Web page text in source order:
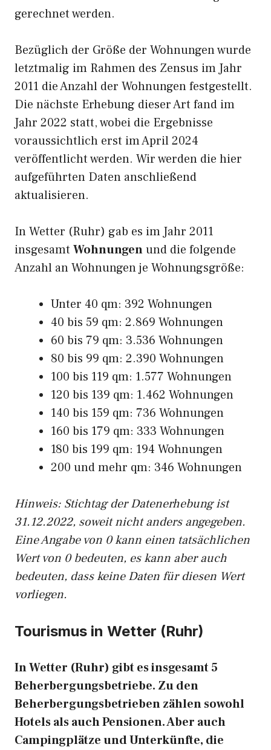
gerechnet werden.
Bezüglich der Größe der Wohnungen wurde
letztmalig im Rahmen des Zensus im Jahr
2011 die Anzahl der Wohnungen festgestellt.
Die nächste Erhebung dieser Art fand im
Jahr 2022 statt, wobei die Ergebnisse
voraussichtlich erst im April 2024
veröffentlicht werden. Wir werden die hier
aufgeführten Daten anschließend
aktualisieren.
In Wetter (Ruhr) gab es im Jahr 2011
insgesamt Wohnungenund die folgende
Anzahl an Wohnungen je Wohnungsgröße:
Unter 40 qm: 392 Wohnungen
40 bis 59 qm: 2.869 Wohnungen
60 bis 79 qm: 3.536 Wohnungen
80 bis 99 qm: 2.390 Wohnungen
100 bis 119 qm: 1.577 Wohnungen
120 bis 139 qm: 1.462 Wohnungen
140 bis 159 qm: 736 Wohnungen
160 bis 179 qm: 333 Wohnungen
180 bis 199 qm: 194 Wohnungen
200 und mehr qm: 346 Wohnungen
Hinweis: Stichtag der Datenerhebung ist
31.12.2022, soweit nicht anders angegeben.
Eine Angabe von 0 kann einen tatsächlichen
Wert von 0 bedeuten, es kann aber auch
bedeuten, dass keine Daten für diesen Wert
vorliegen.
Tourismus in Wetter (Ruhr)
In Wetter (Ruhr) gibt es insgesamt 5
Beherbergungsbetriebe. Zu den
Beherbergungsbetrieben zählen sowohl
Hotels als auch Pensionen. Aber auch
Campingplätze und Unterkünfte, die